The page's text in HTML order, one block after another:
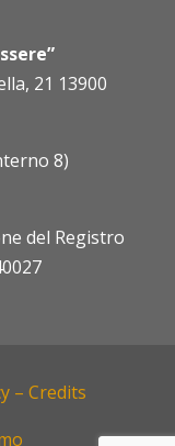
21 13900
8)
del Registro
– Credits